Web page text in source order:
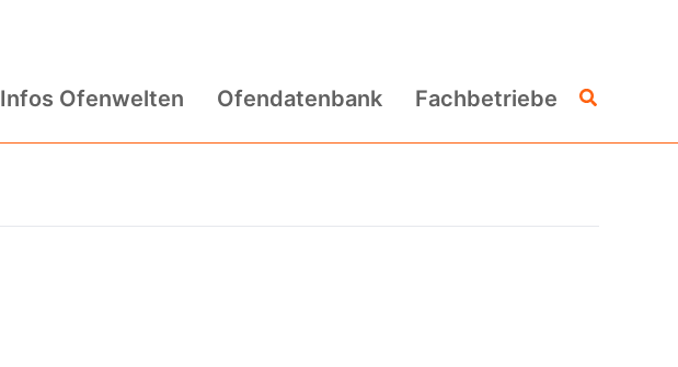
Infos Ofenwelten Ofendatenbank Fachbetriebe Suchen